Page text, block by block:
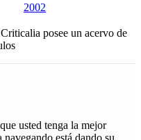
2002
posee un acervo de
usted tenga la mejor